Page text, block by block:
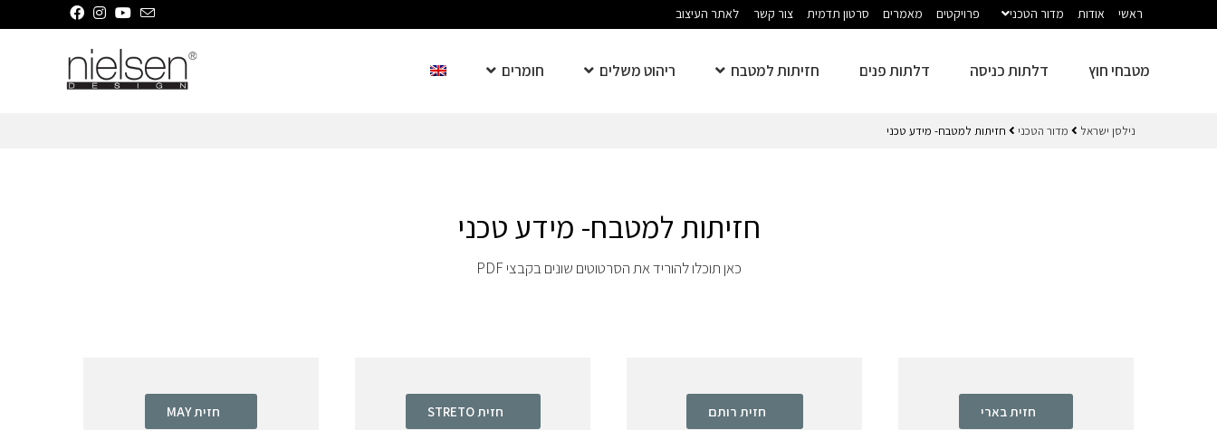
ראשי אודות מדור הטכני פרויקטים מאמרים סרטון תדמית צור קשר לאתר העיצוב
מטבחי חוץ דלתות כניסה דלתות פנים חזיתות למטבח ריהוט משלים חומרים
נילסן ישראל מדור הטכני חזיתות למטבח- מידע טכני
חזיתות למטבח- מידע טכני
כאן תוכלו להוריד את הסרטוטים שונים בקבצי PDF
חזית בארי חזית רותם חזית STRETO חזית MAY